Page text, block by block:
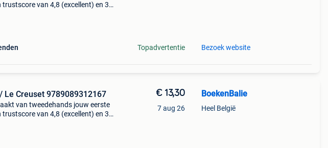
trustscore van 4,8 (excellent) en 30
Topadvertentie Bezoek website
Le Creuset 9789089312167
van tweedehands jouw eerste
trustscore van 4,8 (excellent) en 30
€ 13,30
7 aug 26
BoekenBalie
Heel België